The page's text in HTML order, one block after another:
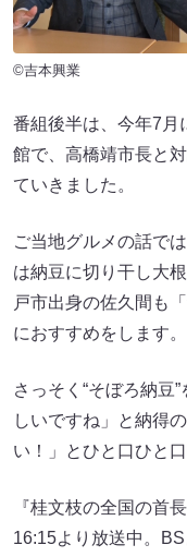
©吉本興業
番組後半は、今年7月
館で、高橋靖市長と
ていきました。
ご当地グルメの話で
は納豆に切り干し大
戸市出身の佐久間も
におすすめをします。
さっそく“そぼろ納豆
しいですね」と納得
い！」とひと口ひと
『桂文枝の全国の首
16:15より放送中。